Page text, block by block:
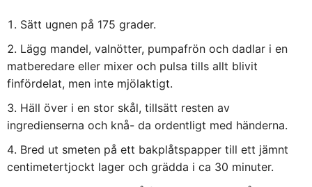
Sätt ugnen på 175 grader.
Lägg mandel, valnötter, pumpafrön och dadlar i en
matberedare eller mixer och pulsa tills allt blivit
finfördelat, men inte mjölaktigt.
Häll över i en stor skål, tillsätt resten av
ingredienserna och knå- da ordentligt med händerna.
Bred ut smeten på ett bakplåtspapper till ett jämnt
centimetertjockt lager och grädda i ca 30 minuter.